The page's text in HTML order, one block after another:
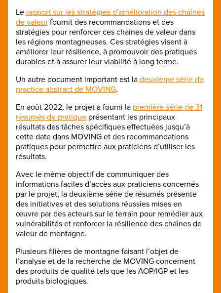
Le rapport sur les stratégies d’amélioration des chaînes
de valeur fournit des recommandations et des
stratégies pour renforcer ces chaînes de valeur dans
les régions montagneuses. Ces stratégies visent à
améliorer leur résilience, à promouvoir des pratiques
durables et à assurer leur viabilité à long terme.
Un autre document important est la deuxième série de
practice abstract de MOVING.
En août 2022, le projet a fourni la première série de 31
résumés de pratique présentant les principaux
résultats des tâches spécifiques effectuées jusqu’à
cette date dans MOVING et des recommandations
pratiques pour permettre aux praticiens d’utiliser les
résultats.
Avec le même objectif de communiquer des
informations faciles d’accès aux praticiens concernés
par le projet, la deuxième série de résumés présente
des initiatives et des solutions réussies mises en
œuvre par des acteurs sur le terrain pour remédier aux
vulnérabilités et renforcer la résilience des chaînes de
valeur de montagne.
Plusieurs filières de montagne faisant l’objet de
l’analyse et de la recherche de MOVING concernent
des produits de qualité tels que les AOP/IGP et les
produits biologiques.